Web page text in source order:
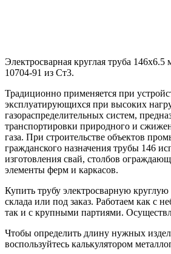
Электросварная круглая труба 146х6.5
10704-91 из Ст3.
Традиционно применяется при
эксплуатирующихся при высоких
газораспределительных систем,
транспортировки природного и
газа. При строительстве объектов
гражданского назначения трубы 146
изготовления свай, столбов
элементы ферм и каркасов.
Купить трубу электросварную
склада или под заказ. Работаем как с
так и с крупными партиями.
Чтобы определить длину нужных
воспользуйтесь калькулятором